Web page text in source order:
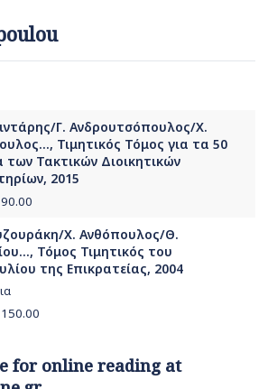
Γ. Ανδρουτσόπουλος/Χ.
Τιμητικός Τόμος για τα 50
των Τακτικών Διοικητικών
2015
90.00
Χ. Ανθόπουλος/Θ.
Τόμος Τιμητικός του
της Επικρατείας, 2004
150.00
for online reading at